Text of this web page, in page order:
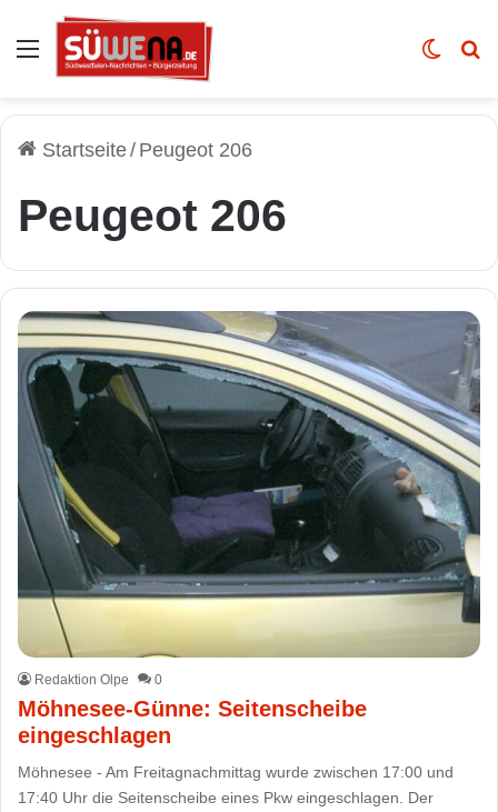
Auswahl Skin
Startseite/ Peugeot 206
Peugeot 206
Redaktion Olpe 0
Möhnesee-Günne: Seitenscheibe
eingeschlagen
Möhnesee - Am Freitagnachmittag wurde zwischen 17:00 und
17:40 Uhr die Seitenscheibe eines Pkw eingeschlagen. Der